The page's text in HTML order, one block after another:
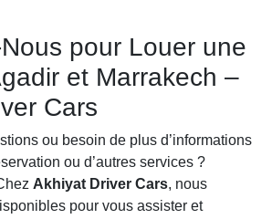
pour Louer une
et Marrakech –
Cars
ou besoin de plus d’informations
ou d’autres services ?
Akhiyat Driver Cars, nous
pour vous assister et